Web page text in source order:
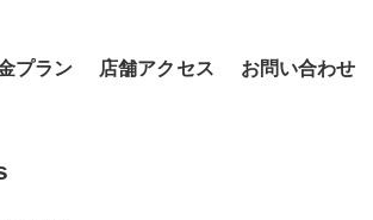
プラン 店舗アクセス お問い合わせ